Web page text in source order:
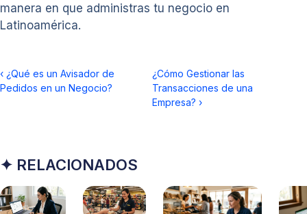
manera en que administras tu negocio en
Latinoamérica.
‹ ¿Qué es un Avisador de
Pedidos en un Negocio?
¿Cómo Gestionar las
Transacciones de una
Empresa? ›
✦ RELACIONADOS